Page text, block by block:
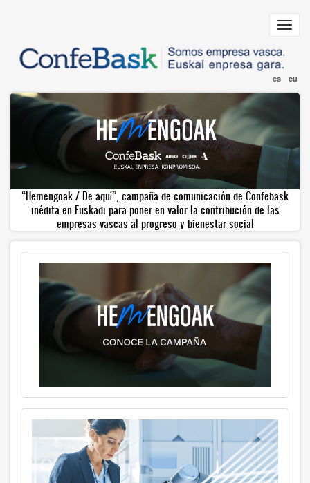
principal
es eu
“Hemengoak / De aquí”, campaña de comunicación de Confebask
inédita en Euskadi para poner en valor la contribución de las
empresas vascas al progreso y bienestar social